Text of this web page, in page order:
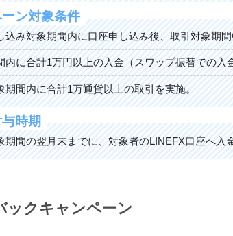
ン対象条件
込み対象期間内に口座申し込み後、取引対象期
内に合計1万円以上の入金（スワップ振替での入
期間内に合計1万通貨以上の取引を実施。
時期
期間の翌月末までに、対象者のLINEFX口座へ入
ックキャンペーン